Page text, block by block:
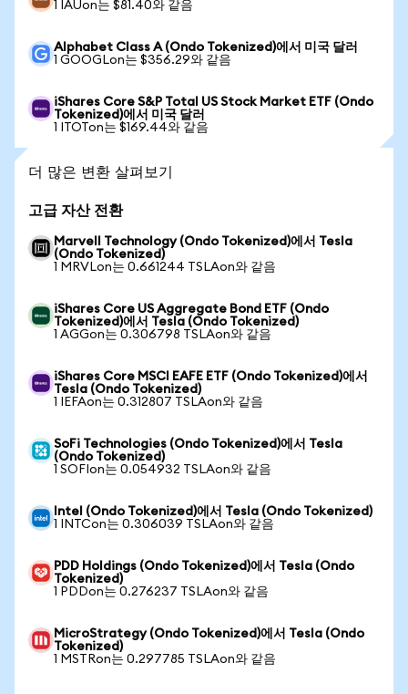
1 IAUon는 $81.40와 같음
Alphabet Class A (Ondo Tokenized)에서 미국 달러
1 GOOGLon는 $356.29와 같음
iShares Core S&P Total US Stock Market ETF (Ondo
Tokenized)에서 미국 달러
1 ITOTon는 $169.44와 같음
더 많은 변환 살펴보기
고급 자산 전환
Marvell Technology (Ondo Tokenized)에서 Tesla
(Ondo Tokenized)
1 MRVLon는 0.661244 TSLAon와 같음
iShares Core US Aggregate Bond ETF (Ondo
Tokenized)에서 Tesla (Ondo Tokenized)
1 AGGon는 0.306798 TSLAon와 같음
iShares Core MSCI EAFE ETF (Ondo Tokenized)에서
Tesla (Ondo Tokenized)
1 IEFAon는 0.312807 TSLAon와 같음
SoFi Technologies (Ondo Tokenized)에서 Tesla
(Ondo Tokenized)
1 SOFIon는 0.054932 TSLAon와 같음
Intel (Ondo Tokenized)에서 Tesla (Ondo Tokenized)
1 INTCon는 0.306039 TSLAon와 같음
PDD Holdings (Ondo Tokenized)에서 Tesla (Ondo
Tokenized)
1 PDDon는 0.276237 TSLAon와 같음
MicroStrategy (Ondo Tokenized)에서 Tesla (Ondo
Tokenized)
1 MSTRon는 0.297785 TSLAon와 같음